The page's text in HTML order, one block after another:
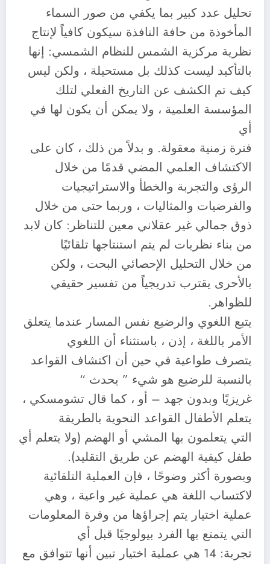
تحليل عدد كبير بما يكفي من صور السماء
المأخوذة من حافة النافذة سيكون كافياً لإنتاج
نظرية مركزية الشمس للنظام الشمسي: إنها
بالتأكيد ليست كذلك بل مستحيلة ، ولكن ليس
كيف تم الكشف عن التاريخ الفعلي لتلك
المؤسسة العلمية ، ولا يمكن أن يكون لها في
أي
فترة زمنية معقولة. و بدلاً من ذلك ، كان على
الاكتشاف العلمي المضي قدمًا من خلال
الرؤى والتجربة والخطأ والاستراتيجيات
والفرضيات والمثاليات ، وربما حتى من خلال
ذوق جمالي غير عقلاني معين للتناظر: كان لابد
من بناء نظريات لم يتم استنتاجها تلقائيًا
من خلال التحليل الإحصائي البحت ، ولكن
بالأحرى يقترب تدريجياً من تفسير حقيقي
للظواهر.
يتبع اللغوي والرضيع نفس المسار عندما يتعلق
الأمر باللغة ، إذن ، باستثناء أن اللغوي
يتصرف طواعية في حين أن اكتشاف القواعد
بالنسبة للرضيع هو شيء ” يحدث “
غريزيًا وبدون جهد – أو ، كما قال تشومسكي ،
يتعلم الأطفال القواعد النحوية بالطريقة
التي يتعلمون بها المشي أو الهضم (ولا يتعلم أي
طفل كيفية الهضم عن طريق التقليد).
وبصورة أكثر وضوحًا ، فإن العملية التلقائية
لاكتساب اللغة هي عملية غير واعية ، وهي
عملية اختيار يتم إجراؤها من وفرة المعلومات
التي يتمتع بها الفرد بيولوجيًا قبل أي
تجربة: 14 هي عملية اختيار تبين أنها تتوافق مع